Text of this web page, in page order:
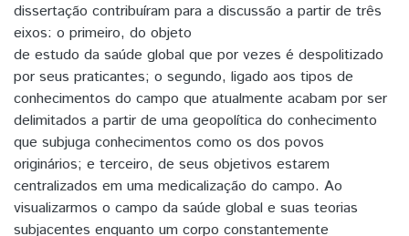
dissertação contribuíram para a discussão a partir de três
eixos: o primeiro, do objeto
de estudo da saúde global que por vezes é despolitizado
por seus praticantes; o segundo, ligado aos tipos de
conhecimentos do campo que atualmente acabam por ser
delimitados a partir de uma geopolítica do conhecimento
que subjuga conhecimentos como os dos povos
originários; e terceiro, de seus objetivos estarem
centralizados em uma medicalização do campo. Ao
visualizarmos o campo da saúde global e suas teorias
subjacentes enquanto um corpo constantemente